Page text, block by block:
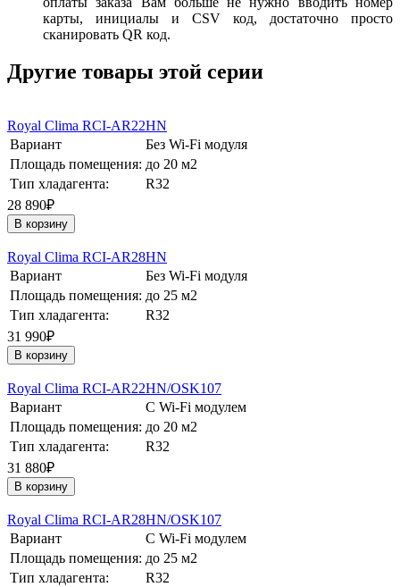
карты, инициалы и CSV код, достаточно просто
сканировать QR код.
Другие товары этой серии
Royal Clima RCI-AR22HN
Вариант
Без Wi-Fi модуля
Площадь помещения: до 20 м2
Тип хладагента:
R32
28 890₽
В корзину
Royal Clima RCI-AR28HN
Вариант
Без Wi-Fi модуля
Площадь помещения: до 25 м2
Тип хладагента:
R32
31 990₽
В корзину
Royal Clima RCI-AR22HN/OSK107
Вариант
С Wi-Fi модулем
Площадь помещения: до 20 м2
Тип хладагента:
R32
31 880₽
В корзину
Royal Clima RCI-AR28HN/OSK107
Вариант
С Wi-Fi модулем
Площадь помещения: до 25 м2
Тип хладагента:
R32